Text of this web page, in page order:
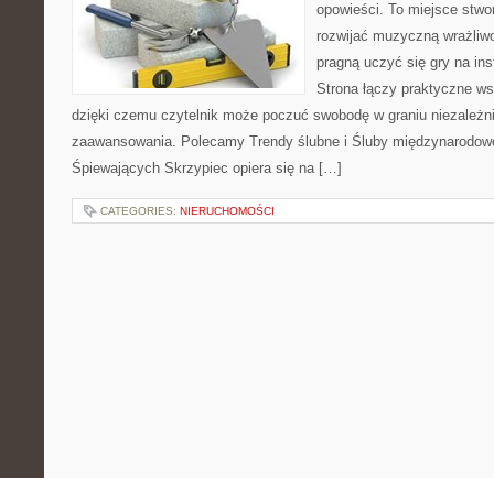
opowieści. To miejsce
rozwijać muzyczną
pragną uczyć się gry na
Strona łączy praktyczne
dzięki czemu czytelnik może poczuć swobodę w graniu
zaawansowania. Polecamy Trendy ślubne i Śluby
Śpiewających Skrzypiec opiera się na […]
CATEGORIES: NIERUCHOMOŚCI